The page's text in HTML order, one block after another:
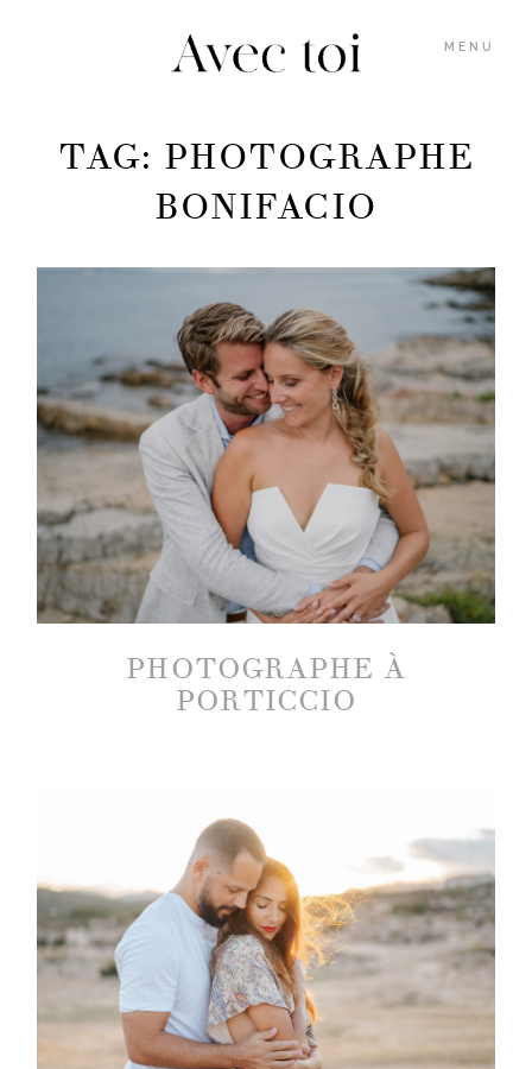
MENU
TAG: PHOTOGRAPHE
BONIFACIO
PHOTOGRAPHE À
PORTICCIO
GALERIES
MARION
M’ÉCRIRE
©2019 MARION DESSARD